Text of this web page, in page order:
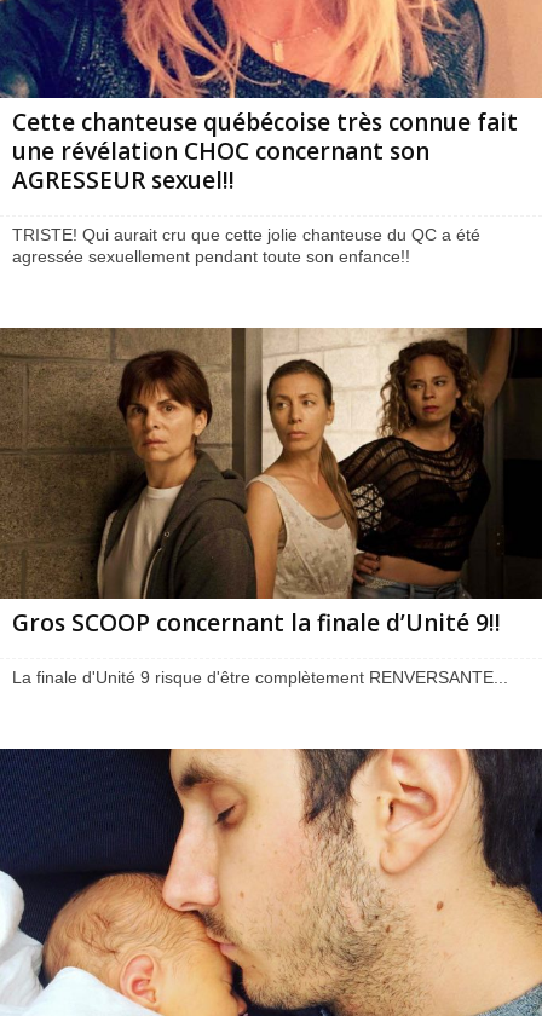
Cette chanteuse québécoise très connue fait
une révélation CHOC concernant son
AGRESSEUR sexuel!!
TRISTE! Qui aurait cru que cette jolie chanteuse du QC a été
agressée sexuellement pendant toute son enfance!!
Gros SCOOP concernant la finale d’Unité 9!!
La finale d'Unité 9 risque d'être complètement RENVERSANTE...